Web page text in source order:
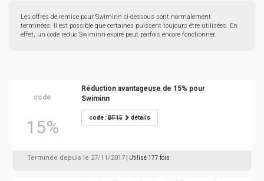
Les offres de remise pour Swiminn ci-dessous sont normalement
terminées. Il est possible que certaines puissent toujours être utilisées. En
effet, un code réduc Swiminn expiré peut parfois encore fonctionner.
code
15%
Réduction avantageuse de 15% pour
Swiminn
code :BF15 détails
Terminée depuis le 27/11/2017 | Utilisé 177 fois